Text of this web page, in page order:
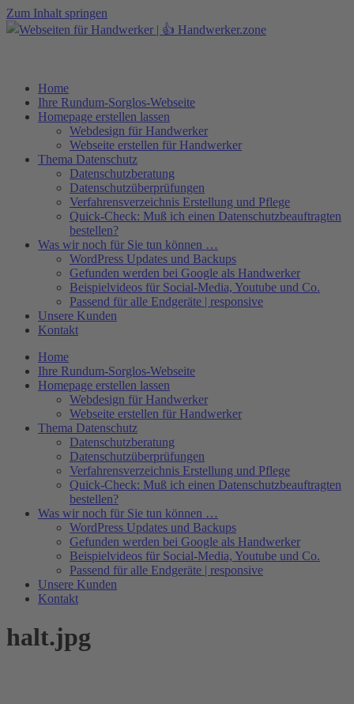
Zum Inhalt springen
Home
Ihre Rundum-Sorglos-Webseite
Homepage erstellen lassen
Webdesign für Handwerker
Webseite erstellen für Handwerker
Thema Datenschutz
Datenschutzberatung
Datenschutzüberprüfungen
Verfahrensverzeichnis Erstellung und Pflege
Quick-Check: Muß ich einen Datenschutzbeauftragten
bestellen?
Was wir noch für Sie tun können …
WordPress Updates und Backups
Gefunden werden bei Google als Handwerker
Beispielvideos für Social-Media, Youtube und Co.
Passend für alle Endgeräte | responsive
Unsere Kunden
Kontakt
Home
Ihre Rundum-Sorglos-Webseite
Homepage erstellen lassen
Webdesign für Handwerker
Webseite erstellen für Handwerker
Thema Datenschutz
Datenschutzberatung
Datenschutzüberprüfungen
Verfahrensverzeichnis Erstellung und Pflege
Quick-Check: Muß ich einen Datenschutzbeauftragten
bestellen?
Was wir noch für Sie tun können …
WordPress Updates und Backups
Gefunden werden bei Google als Handwerker
Beispielvideos für Social-Media, Youtube und Co.
Passend für alle Endgeräte | responsive
Unsere Kunden
Kontakt
halt.jpg